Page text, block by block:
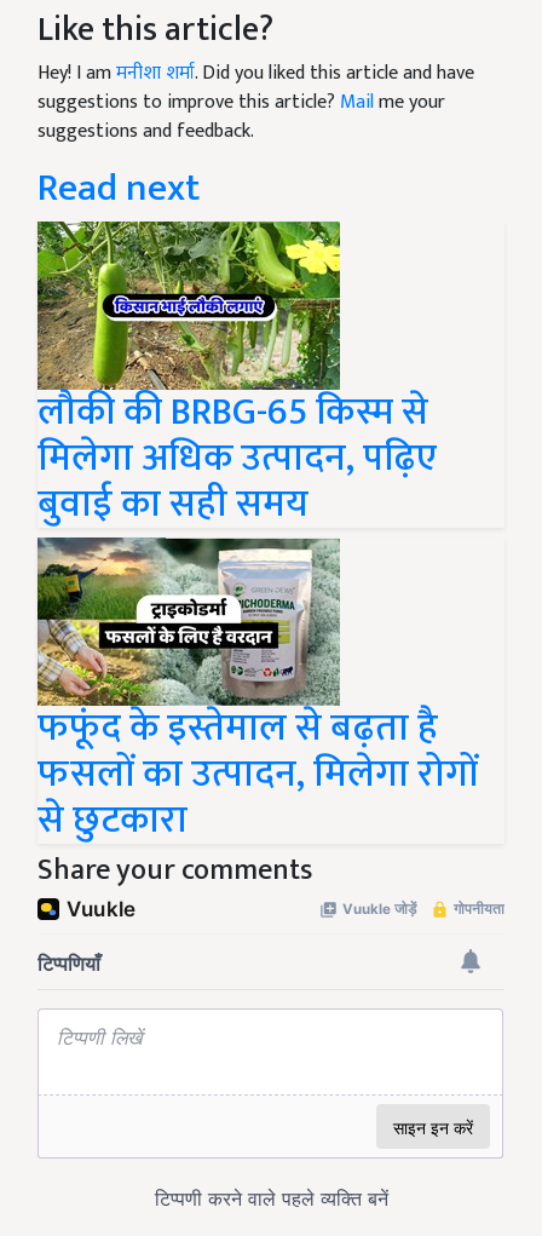
Like this article?
Hey! I amमनीशा शर्मा. Did you liked this article and have
suggestions to improve this article? Mailme your
suggestions and feedback.
Read next
लौकी की BRBG-65 किस्म से
मिलेगा अधिक उत्पादन, पढ़िए
बुवाई का सही समय
फफूंद के इस्तेमाल से बढ़ता है
फसलों का उत्पादन, मिलेगा रोगों
से छुटकारा
Share your comments